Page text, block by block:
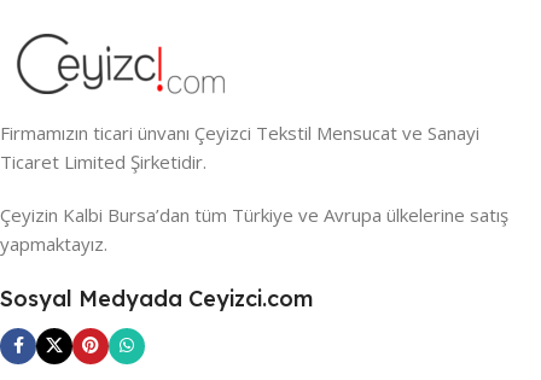
Firmamızın ticari ünvanı Çeyizci Tekstil Mensucat ve Sanayi
Ticaret Limited Şirketidir.
Çeyizin Kalbi Bursa’dan tüm Türkiye ve Avrupa ülkelerine satış
yapmaktayız.
Sosyal Medyada Ceyizci.com